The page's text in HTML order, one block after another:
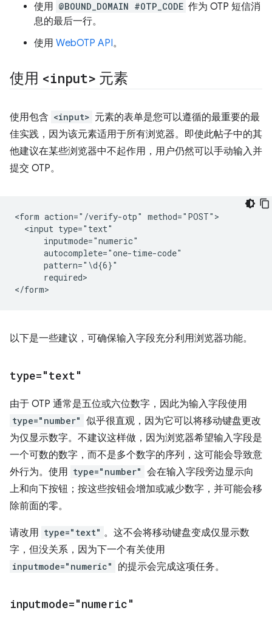
使用 @BOUND_DOMAIN #OTP_CODE 作为 OTP 短信消
息的最后一行。
使用 WebOTP API。
使用 <input> 元素
使用包含 <input> 元素的表单是您可以遵循的最重要的最
佳实践，因为该元素适用于所有浏览器。即使此帖子中的其
他建议在某些浏览器中不起作用，用户仍然可以手动输入并
提交 OTP。
<form action="/verify-otp" method="POST">
  <input type="text"
      inputmode="numeric"
      autocomplete="one-time-code"
      pattern="\d{6}"
      required>
以下是一些建议，可确保输入字段充分利用浏览器功能。
type="text"
由于 OTP 通常是五位或六位数字，因此为输入字段使用
type="number" 似乎很直观，因为它可以将移动键盘更改
为仅显示数字。不建议这样做，因为浏览器希望输入字段是
一个可数的数字，而不是多个数字的序列，这可能会导致意
外行为。使用 type="number" 会在输入字段旁边显示向
上和向下按钮；按这些按钮会增加或减少数字，并可能会移
除前面的零。
请改用 type="text" 。这不会将移动键盘变成仅显示数
字，但没关系，因为下一个有关使用
inputmode="numeric" 的提示会完成这项任务。
inputmode="numeric"